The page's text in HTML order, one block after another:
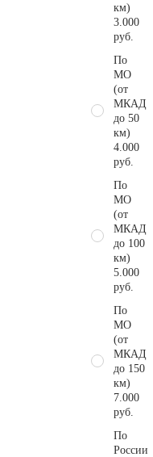
км)
3.000
руб.
По
МО
(от
МКАД
до 50
км)
4.000
руб.
По
МО
(от
МКАД
до 100
км)
5.000
руб.
По
МО
(от
МКАД
до 150
км)
7.000
руб.
По
России